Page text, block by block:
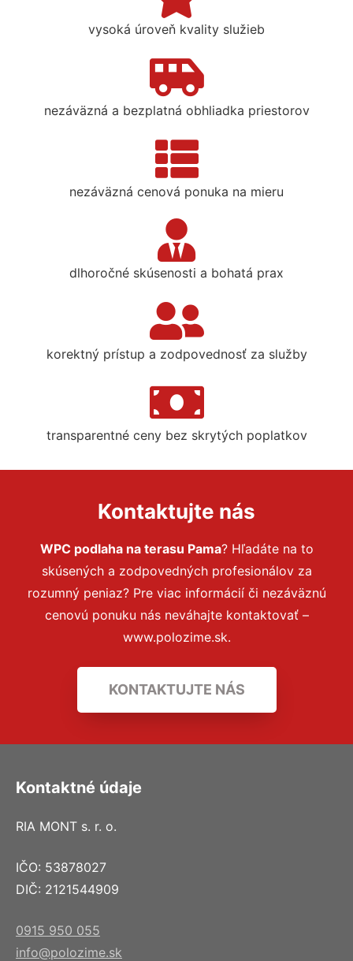
vysoká úroveň kvality služieb
nezáväzná a bezplatná obhliadka priestorov
nezáväzná cenová ponuka na mieru
dlhoročné skúsenosti a bohatá prax
korektný prístup a zodpovednosť za služby
transparentné ceny bez skrytých poplatkov
Kontaktujte nás
WPC podlaha na terasu Pama? Hľadáte na to
skúsených a zodpovedných profesionálov za
rozumný peniaz? Pre viac informácií či nezáväznú
cenovú ponuku nás neváhajte kontaktovať –
www.polozime.sk.
KONTAKTUJTE NÁS
Kontaktné údaje
RIA MONT s. r. o.
IČO: 53878027
DIČ: 2121544909
0915 950 055
info@polozime.sk